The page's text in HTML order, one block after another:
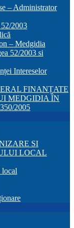
– Administrator
2003
– Medgidia
52/2003 si
Intereselor
FINANȚATE
MEDGIDIA ÎN
2005
SI
LOCAL
local